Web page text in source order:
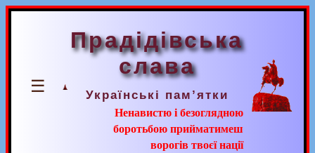
☰
Прадідівська
слава
Українські пам’ятки
Ненавистю і безоглядною
боротьбою прийматимеш
ворогів твоєї нації